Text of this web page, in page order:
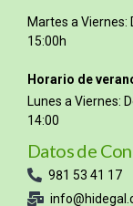
Martes a Viernes:
15:00h
Horario de
Lunes a Viernes:
14:00
Datos de
981 53 41 17